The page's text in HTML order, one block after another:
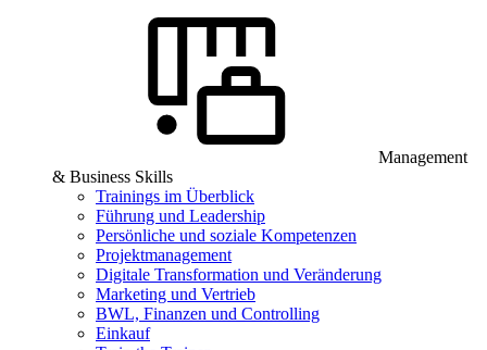
Management
& Business Skills
Trainings im Überblick
Führung und Leadership
Persönliche und soziale Kompetenzen
Projektmanagement
Digitale Transformation und Veränderung
Marketing und Vertrieb
BWL, Finanzen und Controlling
Einkauf